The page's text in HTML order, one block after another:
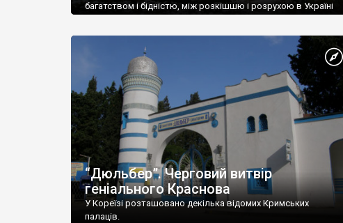
багатством і бідністю, між розкішшю і розрухою в Україні
“Дюльбер”. Черговий витвір
геніального Краснова
У Кореїзі розташовано декілька відомих Кримських
палаців.